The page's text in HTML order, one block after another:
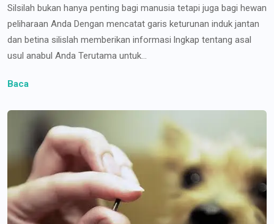
Silsilah bukan hanya penting bagi manusia tetapi juga bagi hewan
peliharaan Anda Dengan mencatat garis keturunan induk jantan
dan betina silislah memberikan informasi lngkap tentang asal
usul anabul Anda Terutama untuk...
Baca